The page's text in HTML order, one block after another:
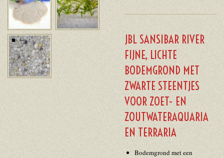
JBL SANSIBAR RIVER
FIJNE, LICHTE
BODEMGROND MET
ZWARTE STEENTJES
VOOR ZOET- EN
ZOUTWATERAQUARIA
EN TERRARIA
Bodemgrond met een